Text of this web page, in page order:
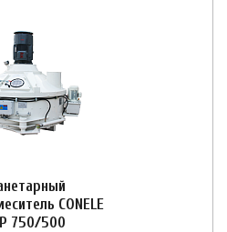
CONELE
750/500